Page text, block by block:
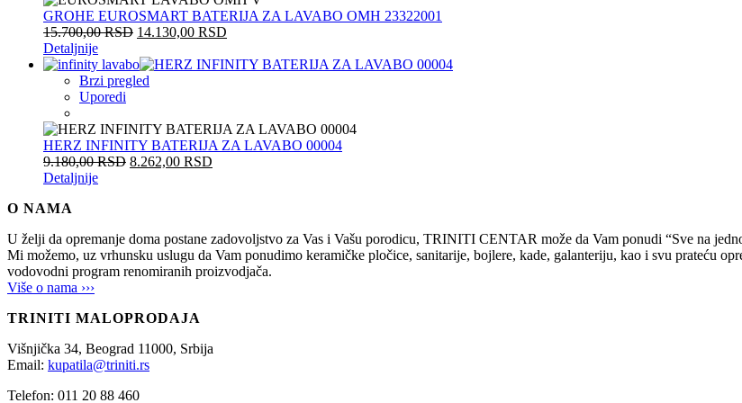
GROHE EUROSMART BATERIJA ZA LAVABO OMH 23322001
15.700,00RSD 14.130,00 RSD
Detaljnije
Brzi pregled
Uporedi
HERZ INFINITY BATERIJA ZA LAVABO 00004
9.180,00RSD 8.262,00 RSD
Detaljnije
O NAMA
U želji da opremanje doma postane zadovoljstvo za Vas i Vašu porodicu, TRINITI CENTAR može da Vam ponudi “Sve na
Mi možemo, uz vrhunsku uslugu da Vam ponudimo keramičke pločice, sanitarije, bojlere, kade, galanteriju, kao i svu prateću
vodovodni program renomiranih proizvodjača.
Više o nama ›››
TRINITI MALOPRODAJA
Višnjička 34, Beograd 11000, Srbija
Email: kupatila@triniti.rs
Telefon: 011 20 88 460